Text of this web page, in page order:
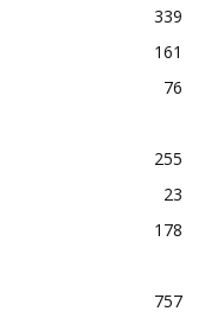
339
161
76
255
23
178
757